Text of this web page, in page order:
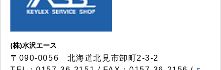
(株)水沢エース
〒090-0056 北海道北見市卸町2-3-2